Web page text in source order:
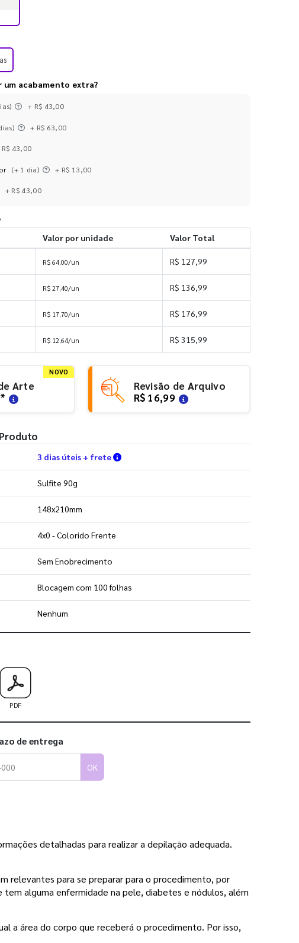
acabamento extra?
+ R$ 43,00
+ R$ 63,00
R$ 43,00
(+ 1 dia) + R$ 13,00
+ R$ 43,00
Valor por unidade Valor Total
R$ 64,00/un R$ 127,99
R$ 27,40/un R$ 136,99
R$ 17,70/un R$ 176,99
R$ 12,64/un R$ 315,99
NOVO
Arte
*
Revisão de Arquivo
R$ 16,99
3 dias úteis + frete Verifique as condições de entrega
Sulfite 90g
148x210mm
4x0 - Colorido Frente
Sem Enobrecimento
Blocagem com 100 folhas
Nenhum
como utilizar os nossos gabaritos
PDF
de entrega
OK
detalhadas para realizar a depilação adequada.
relevantes para se preparar para o procedimento, por
alguma enfermidade na pele, diabetes e nódulos, além
a área do corpo que receberá o procedimento. Por isso,